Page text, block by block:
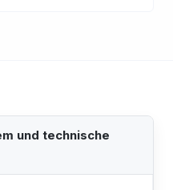
und technische